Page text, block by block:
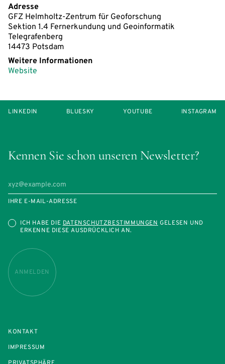
Adresse
GFZ Helmholtz-Zentrum für Geoforschung
Sektion 1.4 Fernerkundung und Geoinformatik
Telegrafenberg
14473 Potsdam
Weitere Informationen
Website
Kennen Sie schon unseren Newsletter?
IHRE E-MAIL-ADRESSE
ICH HABE DIE DATENSCHUTZBESTIMMUNGEN GELESEN UND
ERKENNE DIESE AUSDRÜCKLICH AN.
ANMELDEN
LINKEDIN BLUESKY YOUTUBE INSTAGRAM
KONTAKT
IMPRESSUM